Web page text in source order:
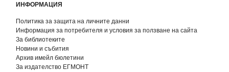
ИНФОРМАЦИЯ
Политика за защита на личните данни
Информация за потребителя и условия за ползване на сайта
За библиотеките
Новини и събития
Архив имейл бюлетини
За издателство ЕГМОНТ